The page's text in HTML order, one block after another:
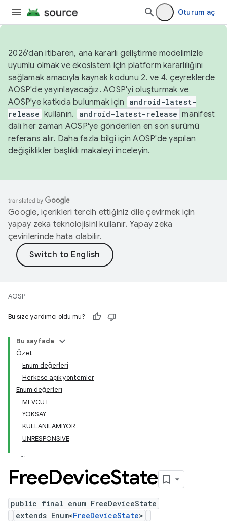
Oturum aç
2026'dan itibaren, ana kararlı geliştirme modelimizle
uyumlu olmak ve ekosistem için platform kararlılığını
sağlamak amacıyla kaynak kodunu 2. ve 4. çeyreklerde
AOSP'de yayınlayacağız. AOSP'yi oluşturmak ve
AOSP'ye katkıda bulunmak için
android-latest-
release kullanın. android-latest-release manifest
dalı her zaman AOSP'ye gönderilen en son sürümü
referans alır. Daha fazla bilgi içinAOSP'de yapılan
değişiklikler başlıklı makaleyi inceleyin.
Google, içerikleri tercih ettiğiniz dile çevirmek için
yapay zeka teknolojisini kullanır. Yapay zeka
çevirilerinde hata olabilir.
AOSP
Bu size yardımcı oldu mu?
Bu sayfada
Özet
Enum değerleri
Herkese açık yöntemler
Enum değerleri
MEVCUT
YOKSAY
KULLANILAMIYOR
UNRESPONSIVE
FreeDeviceState
public final enum FreeDeviceState
extends Enum<FreeDeviceState>